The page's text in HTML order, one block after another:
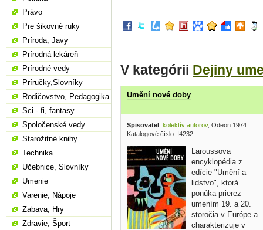
V kategórii Dejiny
Umění nové doby
Spisovatel: kolektív autorov, Odeon 1974
Katalogové číslo: I4232
Laroussova
encyklopédia z
edície "Umění a
lidstvo", ktorá
ponúka prierez
umením 19. a 20.
storočia v Európe a
charakterizuje v
Právo
Pre šikovné ruky
Príroda, Javy
Prírodná lekáreň
Prírodné vedy
Príručky,Slovníky
Rodičovstvo, Pedagogika
Sci - fi, fantasy
Spoločenské vedy
Starožitné knihy
Technika
Učebnice, Slovníky
Umenie
Varenie, Nápoje
Zabava, Hry
Zdravie, Šport